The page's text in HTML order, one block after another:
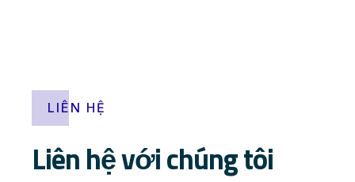
LIÊN HỆ
Liên hệ với chúng tôi